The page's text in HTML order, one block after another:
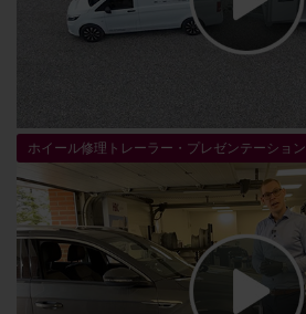
ホイール修理トレーラー・プレゼンテーション